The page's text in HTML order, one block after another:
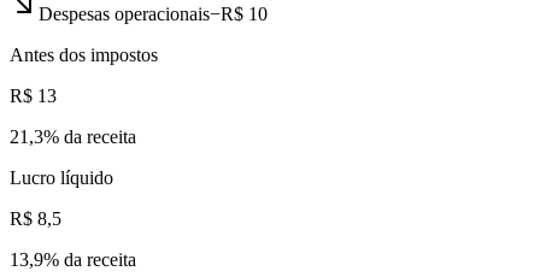
Despesas operacionais−R$ 10
Antes dos impostos
R$ 13
21,3% da receita
Lucro líquido
R$ 8,5
13,9% da receita